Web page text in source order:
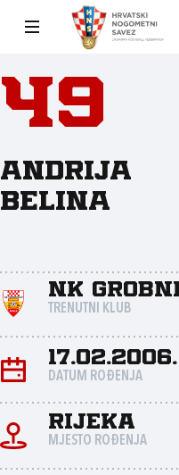
49
Andrija
Belina
NK
TRENUTNI KLUB
17.02.2006.
DATUM ROĐENJA
Rijeka
MJESTO ROĐENJA